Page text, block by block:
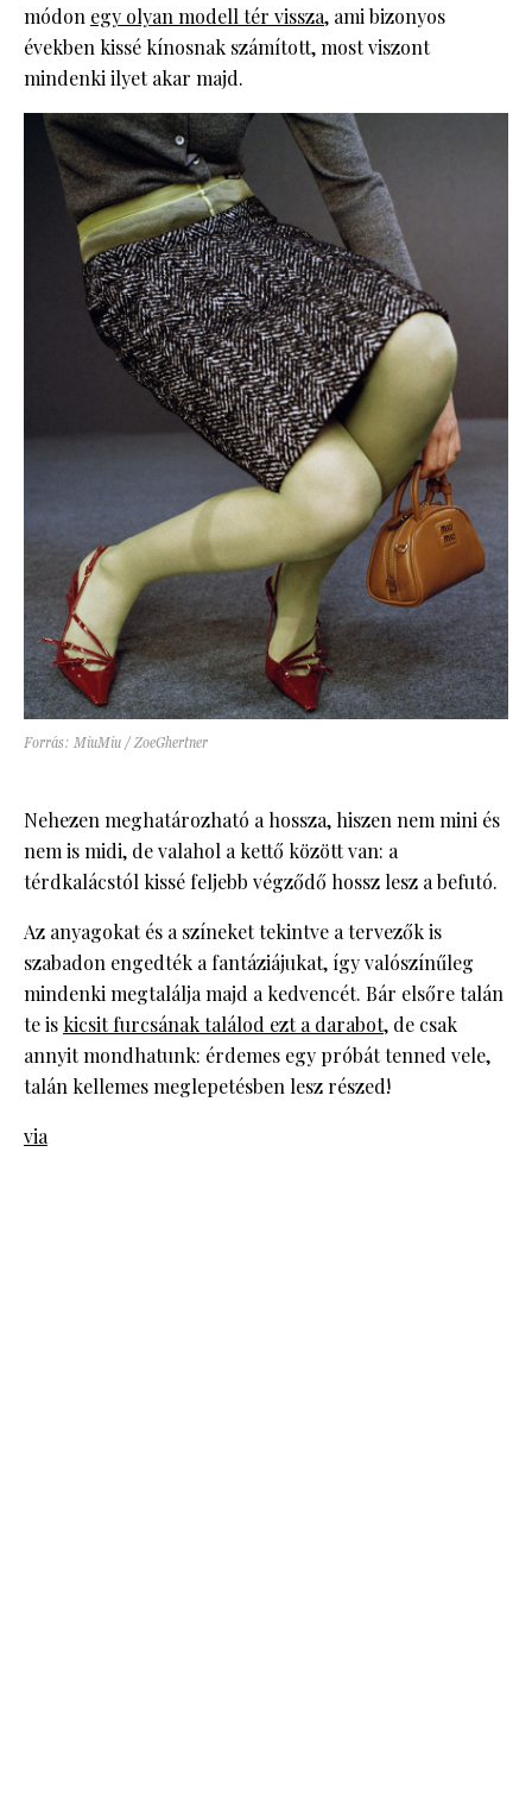
módon egy olyan modell tér vissza, ami bizonyos
években kissé kínosnak számított, most viszont
mindenki ilyet akar majd.
Forrás: MiuMiu / ZoeGhertner
Nehezen meghatározható a hossza, hiszen nem mini és
nem is midi, de valahol a kettő között van: a
térdkalácstól kissé feljebb végződő hossz lesz a befutó.
Az anyagokat és a színeket tekintve a tervezők is
szabadon engedték a fantáziájukat, így valószínűleg
mindenki megtalálja majd a kedvencét. Bár elsőre talán
te is kicsit furcsának találod ezt a darabot, de csak
annyit mondhatunk: érdemes egy próbát tenned vele,
talán kellemes meglepetésben lesz részed!
via